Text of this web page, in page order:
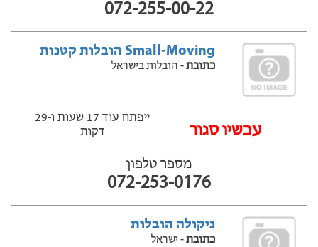
072-255-00-22
Small-Moving הובלות קטנות
כתובת- הובלות בישראל
עכשיו סגור
ייפתח עוד 17 שעות ‫ו-29
דקות
מספר טלפון
072-253-0176
ניקולה הובלות
כתובת- ישראל